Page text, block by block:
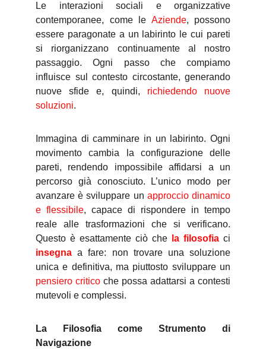
Le interazioni sociali e organizzative
contemporanee, come le Aziende, possono
essere paragonate a un labirinto le cui pareti
si riorganizzano continuamente al nostro
passaggio.
Ogni passo che compiamo
influisce sul contesto circostante, generando
nuove sfide e, quindi, richiedendo nuove
soluzioni.
Immagina di camminare in un labirinto. Ogni
movimento cambia la configurazione delle
pareti, rendendo impossibile affidarsi a un
percorso già conosciuto. L’unico modo per
avanzare è sviluppare un approccio dinamico
e flessibile, capace di rispondere in tempo
reale alle trasformazioni che si verificano.
Questo è esattamente ciò che
la filosofia ci
insegna a fare: non trovare una soluzione
unica e definitiva, ma piuttosto sviluppare un
pensiero critico che possa adattarsi a contesti
mutevoli e complessi.
La Filosofia come Strumento di
Navigazione